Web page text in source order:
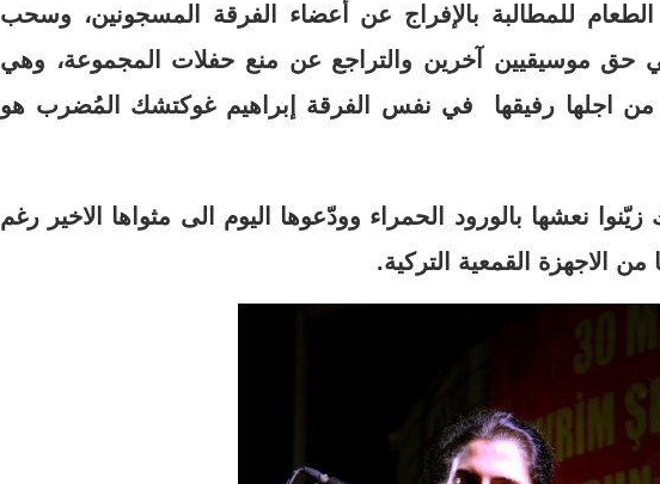
للمطالبة بالإفراج عن أعضاء الفرقة المسجونين، وسحب
حق موسيقيين آخرين والتراجع عن منع حفلات المجموعة، وهي
اجلها رفيقها في نفس الفرقة إبراهيم غوكتشك المُضرب هو
نعشها بالورود الحمراء وودّعوها اليوم الى مثواها الاخير رغم
من الاجهزة القمعية التركية.